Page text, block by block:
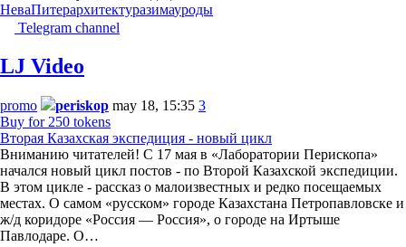
НеваПитерархитектуразимауроды
Telegram channel
LJ Video
promo periskop may 18, 15:35 3
Buy for 250 tokens
Вторая Казахская экспедиция - новый цикл
Вниманию читателей! С 17 мая в «Лаборатории Перископа»
начался новый цикл постов - по Второй Казахской экспедиции.
В этом цикле - рассказ о малоизвестных и редко посещаемых
местах. О самом «русском» городе Казахстана Петропавловске и
ж/д коридоре «Россия — Россия», о городе на Иртыше
Павлодаре. О…